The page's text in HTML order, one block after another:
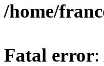
/home/
Fatal error